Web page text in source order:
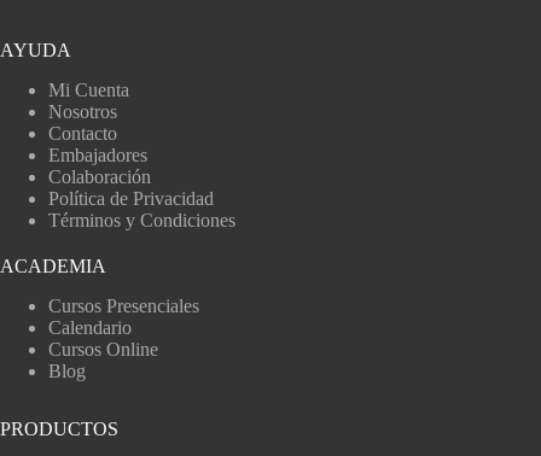
AYUDA
Mi Cuenta
Nosotros
Contacto
Embajadores
Colaboración
Política de Privacidad
Términos y Condiciones
ACADEMIA
Cursos Presenciales
Calendario
Cursos Online
Blog
PRODUCTOS